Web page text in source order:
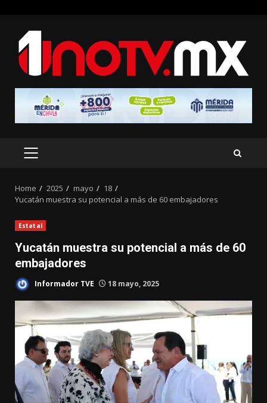
content
PRIMARY
Home 2025 mayo
18
Yucatán muestra su potencial a más de 60 embajadores
Estatal
Yucatán muestra su potencial a más de 60
embajadores
Informador TVE 18 mayo, 2025